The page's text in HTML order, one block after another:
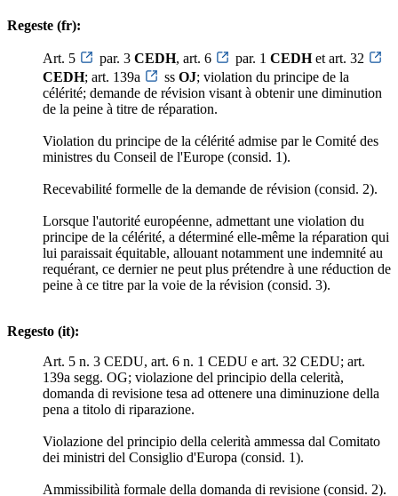
Regeste (fr):
Art. 5 par. 3 CEDH, art. 6 par. 1 CEDHet art. 32
CEDH; art. 139a ss OJ; violation du principe de la
célérité; demande de révision visant à obtenir une diminution
de la peine à titre de réparation.
Violation du principe de la célérité admise par le Comité des
ministres du Conseil de l'Europe (consid. 1).
Recevabilité formelle de la demande de révision (consid. 2).
Lorsque l'autorité européenne, admettant une violation du
principe de la célérité, a déterminé elle-même la réparation qui
lui paraissait équitable, allouant notamment une indemnité au
requérant, ce dernier ne peut plus prétendre à une réduction de
peine à ce titre par la voie de la révision (consid. 3).
Regesto (it):
Art. 5 n. 3 CEDU, art. 6 n. 1 CEDU e art. 32 CEDU; art.
139a segg. OG; violazione del principio della celerità,
domanda di revisione tesa ad ottenere una diminuzione della
pena a titolo di riparazione.
Violazione del principio della celerità ammessa dal Comitato
dei ministri del Consiglio d'Europa (consid. 1).
Ammissibilità formale della domanda di revisione (consid. 2).